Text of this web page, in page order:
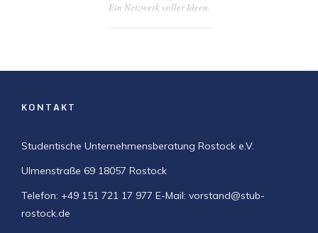
Ein Netzwerk voller Ideen.
KONTAKT
Studentische Unternehmensberatung Rostock e.V.
Ulmenstraße 69 18057 Rostock
Telefon: +49 151 721 17 977 E-Mail: vorstand@stub-
rostock.de